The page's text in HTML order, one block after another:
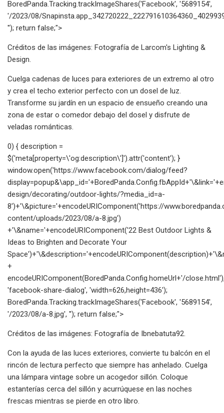
BoredPanda.Tracking.trackImageShares('Facebook', '5689154',
'/2023/08/
''); return false;">
Créditos de las imágenes: Fotografía de Larcom's Lighting &
Design.
Cuelga cadenas de luces para exteriores de un extremo al otro
y crea el techo exterior perfecto con un dosel de luz.
Transforme su jardín en un espacio de ensueño creando una
zona de estar o comedor debajo del dosel y disfrute de
veladas románticas.
0) { description =
$('meta[property=\'og:description\']').attr('content'); }
window.open('https://www.facebook.com/dialog/feed?
design/decorating/outdoor-lights/?media_id=a-
8')+'\&picture='+encodeURIComponent('https://
content/uploads/2023/08/a-8.jpg')
+'\&name='+encodeURIComponent('22 Best Outdoor Lights &
Ideas to Brighten and Decorate Your
+
encodeURIComponent(BoredPanda.Config.homeUrl+'/
'facebook-share-dialog', 'width=626,height=436');
BoredPanda.Tracking.trackImageShares('Facebook', '5689154',
'/2023/08/a-8.jpg', ''); return false;">
Créditos de las imágenes: Fotografía de Ibnebatuta92.
Con la ayuda de las luces exteriores, convierte tu balcón en el
rincón de lectura perfecto que siempre has anhelado. Cuelga
una lámpara vintage sobre un acogedor sillón. Coloque
estanterías cerca del sillón y acurrúquese en las noches
frescas mientras se pierde en otro libro.